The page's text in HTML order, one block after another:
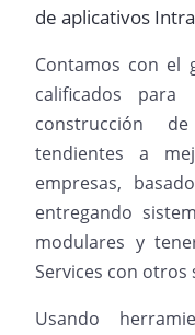
de aplicativos
Contamos con el
calificados
construcción
tendientes a
empresas,
entregando
modulares y
Services con otros
Usando